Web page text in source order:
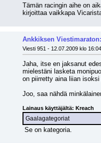
Tämän racingin aihe on
kirjoittaa vaikkapa
Ankkiksen
Viesti 951 - 12.07.2009 klo
Jaha, itse en jaksanut
mielestäni lasketa
on piirretty aina liian
Joo, saa nähdä
Lainaus käyttäjältä: Kreach
Gaalagategoriat
Se on kategoria.